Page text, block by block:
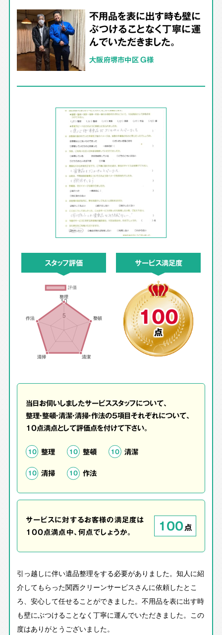
不用品を表に出す時も壁に
ぶつけることなく丁寧に運
んでいただきました。
大阪府堺市中区 G様
スタッフ評価 サービス満足度
100
点
当日お伺いしましたサービススタッフについて、
整理・整頓・清潔・清掃・作法の5項目それぞれについて、
10点満点として評価点を付けて下さい。
10 整理 10 整頓 10 清潔
10 清掃 10 作法
サービスに対するお客様の満足度は
100点満点中、何点でしょうか。
100点
引っ越しに伴い遺品整理をする必要がありました。知人に紹
介してもらった関西クリーンサービスさんに依頼したとこ
ろ、安心して任せることができました。不用品を表に出す時
も壁にぶつけることなく丁寧に運んでいただきました。この
度はありがとうございました。